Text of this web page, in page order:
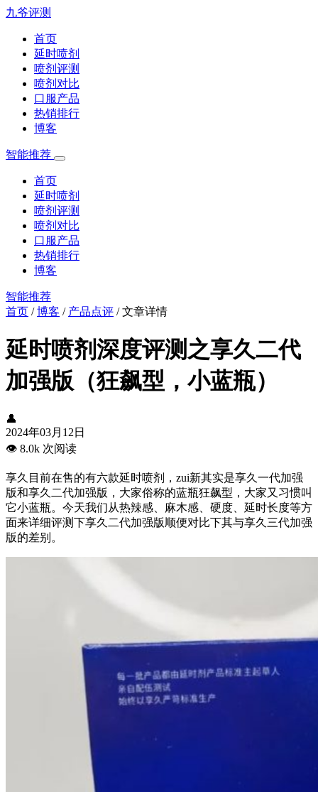
九爷评测
首页
延时喷剂
喷剂评测
喷剂对比
口服产品
热销排行
博客
智能推荐
首页
延时喷剂
喷剂评测
喷剂对比
口服产品
热销排行
博客
智能推荐
首页 /博客 / 产品点评 /文章详情
延时喷剂深度评测之享久二代
加强版（狂飙型，小蓝瓶）
👤
2024年03月12日
👁️ 8.0k 次阅读
享久目前​在售的有六款延时喷剂，zui新其实是享久一代加强
版和享久二代加强版，大家俗称的蓝瓶狂飙型，大家又习惯叫
它小蓝瓶。今天我们从热辣感、麻木感、硬度、延时长度等方
面来详细评测下享久二代加强版顺便对比下其与享久三代加强
版的差别​。